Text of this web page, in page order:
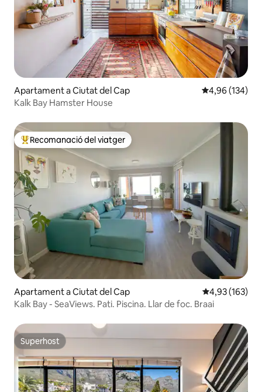
Apartament a Ciutat del Cap 4,96 de
4,96 (134)
Kalk Bay Hamster House
Principals recomanacions dels viatgers
Recomanació del viatger
Apartament a Ciutat del Cap 4,93 de
4,93 (163)
Kalk Bay - SeaViews. Pati. Piscina. Llar de foc. Braai
Superhost
Superhost